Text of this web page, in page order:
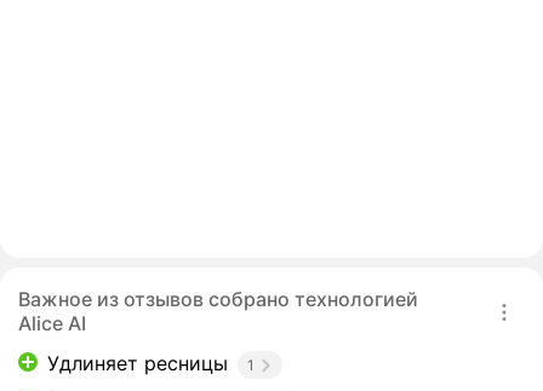
Важное из отзывов собрано технологией
Alice AI
Удлиняет ресницы
1